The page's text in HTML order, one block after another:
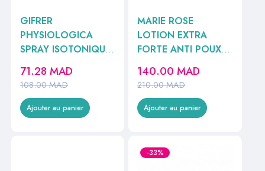
GIFRER
PHYSIOLOGICA
SPRAY ISOTONIQUE
100ML
108.00MAD
71.28 MAD
Ajouter au panier
MARIE ROSE
LOTION EXTRA
FORTE ANTI POUX
100ML //
210.00MAD
140.00MAD
Ajouter au panier
-33%